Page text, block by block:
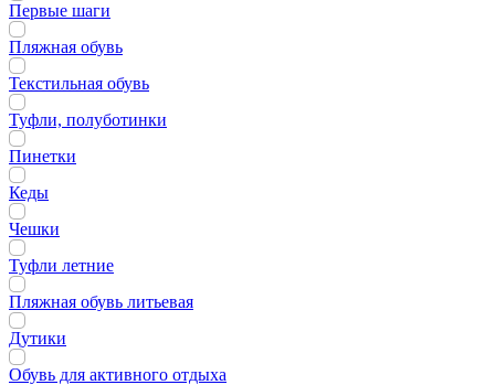
Первые шаги
Пляжная обувь
Текстильная обувь
Туфли, полуботинки
Пинетки
Кеды
Чешки
Туфли летние
Пляжная обувь литьевая
Дутики
Обувь для активного отдыха